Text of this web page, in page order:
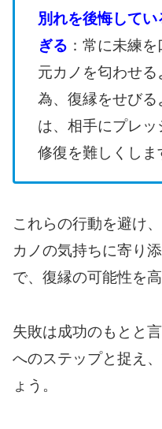
別れを後悔して
ぎる ：常に未練
元カノを匂わせ
為、復縁をせび
は、相手にプレ
修復を難しくしま
これらの行動を避け
カノの気持ちに寄り
で、復縁の可能性を
失敗は成功のもとと
へのステップと捉え
ょう。